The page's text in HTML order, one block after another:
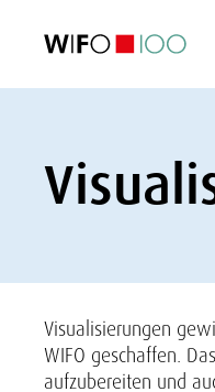
Visualisierungen
WIFO geschaffen.
aufzubereiten und